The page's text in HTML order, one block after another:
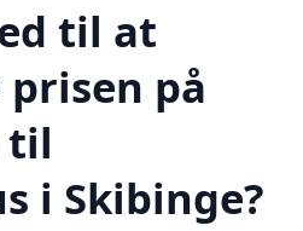
til at
på
til
i Skibinge?